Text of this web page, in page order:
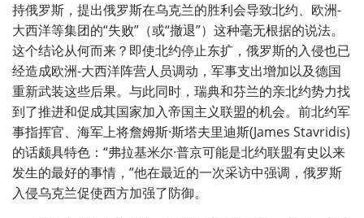
持俄罗斯，提出俄罗斯在乌克兰的胜利会导致北约、欧洲-
大西洋等集团的“失败”（或“撤退”）这种毫无根据的说法。
这个结论从何而来？即使北约停止东扩，俄罗斯的入侵也已
经造成欧洲-大西洋阵营人员调动，军事支出增加以及德国
重新武装这些后果。与此同时，瑞典和芬兰的亲北约势力找
到了推进和促成其国家加入帝国主义联盟的机会。前北约军
事指挥官、海军上将詹姆斯·斯塔夫里迪斯(James Stavridis)
的话颇具特色：“弗拉基米尔·普京可能是北约联盟有史以来
发生的最好的事情，”他在最近的一次采访中强调，俄罗斯
入侵乌克兰促使西方加强了防御。